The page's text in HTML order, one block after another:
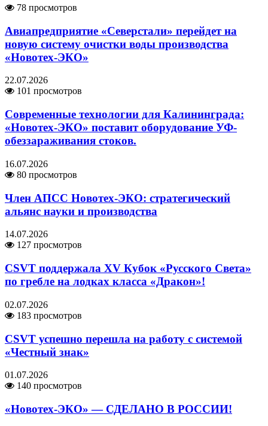
78 просмотров
Авиапредприятие «Северстали» перейдет на
новую систему очистки воды производства
«Новотех-ЭКО»
22.07.2026
101 просмотров
Современные технологии для Калининграда:
«Новотех-ЭКО» поставит оборудование УФ-
обеззараживания стоков.
16.07.2026
80 просмотров
Член АПСС Новотех-ЭКО: стратегический
альянс науки и производства
14.07.2026
127 просмотров
CSVT поддержала XV Кубок «Русского Света»
по гребле на лодках класса «Дракон»!
02.07.2026
183 просмотров
CSVT успешно перешла на работу с системой
«Честный знак»
01.07.2026
140 просмотров
«Новотех-ЭКО» — СДЕЛАНО В РОССИИ!